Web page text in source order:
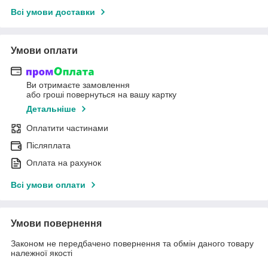
Всі умови доставки
Умови оплати
Ви отримаєте замовлення
або гроші повернуться на вашу картку
Детальніше
Оплатити частинами
Післяплата
Оплата на рахунок
Всі умови оплати
Умови повернення
Законом не передбачено повернення та обмін даного товару
належної якості